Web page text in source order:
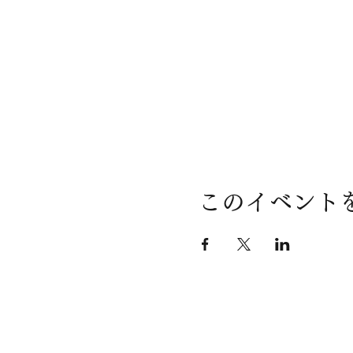
このイベント